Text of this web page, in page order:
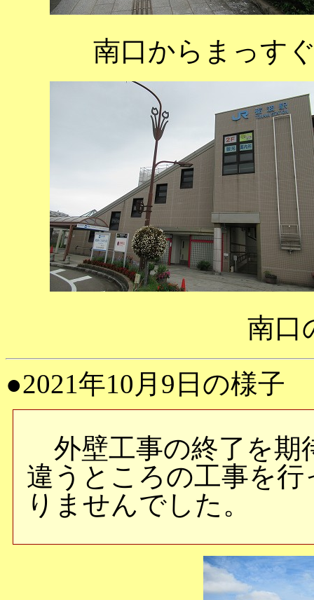
南口からまっす
南口
●2021年10月9日の様子
外壁工事の終了を期
違うところの工事を
りませんでした。